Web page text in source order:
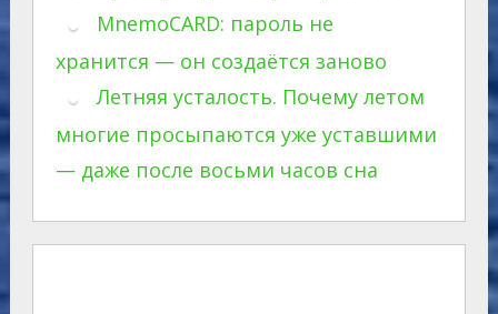
MnemoCARD: пароль не
хранится — он создаётся заново
Летняя усталость. Почему летом
многие просыпаются уже уставшими
— даже после восьми часов сна